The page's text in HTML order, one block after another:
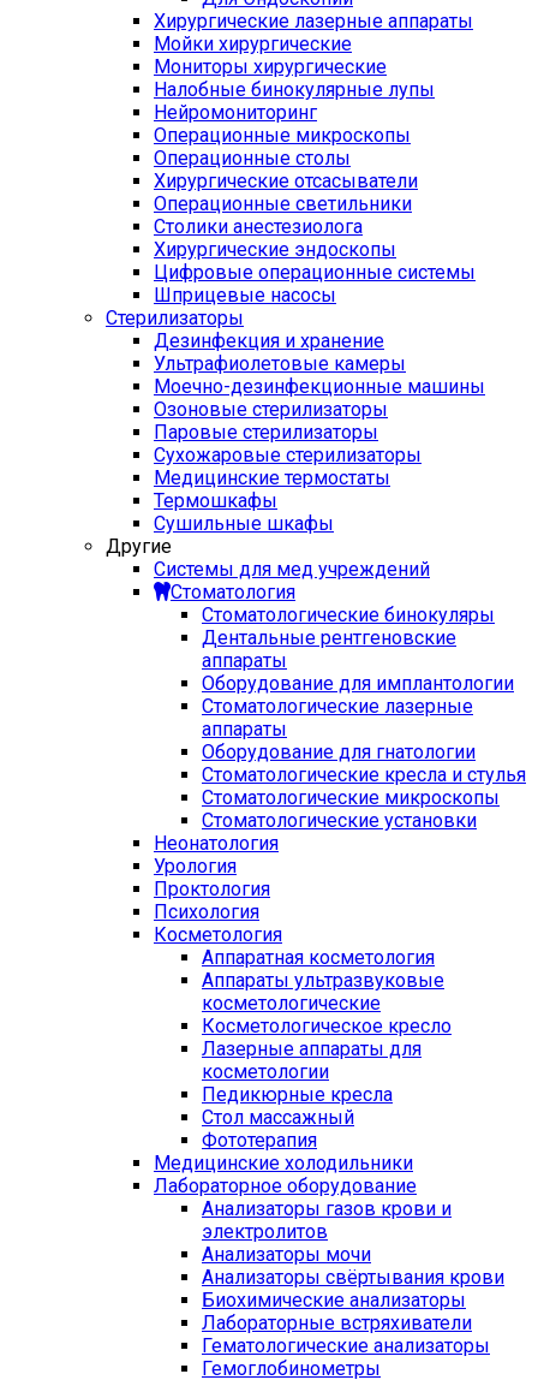
Хирургические лазерные аппараты
Мойки хирургические
Мониторы хирургические
Налобные бинокулярные лупы
Нейромониторинг
Операционные микроскопы
Операционные столы
Хирургические отсасыватели
Операционные светильники
Столики анестезиолога
Хирургические эндоскопы
Цифровые операционные системы
Шприцевые насосы
Стерилизаторы
Дезинфекция и хранение
Ультрафиолетовые камеры
Моечно-дезинфекционные машины
Озоновые стерилизаторы
Паровые стерилизаторы
Сухожаровые стерилизаторы
Медицинские термостаты
Термошкафы
Сушильные шкафы
Другие
Системы для мед учреждений
Стоматология
Стоматологические бинокуляры
Дентальные рентгеновские
аппараты
Оборудование для имплантологии
Стоматологические лазерные
аппараты
Оборудование для гнатологии
Стоматологические кресла и стулья
Стоматологические микроскопы
Стоматологические установки
Неонатология
Урология
Проктология
Психология
Косметология
Аппаратная косметология
Аппараты ультразвуковые
косметологические
Косметологическое кресло
Лазерные аппараты для
косметологии
Педикюрные кресла
Стол массажный
Фототерапия
Медицинские холодильники
Лабораторное оборудование
Анализаторы газов крови и
электролитов
Анализаторы мочи
Анализаторы свёртывания крови
Биохимические анализаторы
Лабораторные встряхиватели
Гематологические анализаторы
Гемоглобинометры